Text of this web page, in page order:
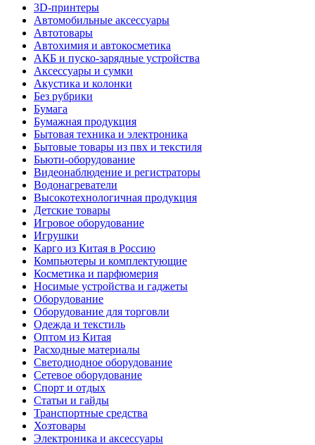
3D-принтеры
Автомобильные аксессуары
Автотовары
Автохимия и автокосметика
АКБ и пуско-зарядные устройства
Аксессуары и сумки
Акустика и колонки
Без рубрики
Бумага
Бумажная продукция
Бытовая техника и электроника
Бытовые товары из пвх и текстиля
Бьюти-оборудование
Видеонаблюдение и регистраторы
Водонагреватели
Высокотехнологичная продукция
Детские товары
Игровое оборудование
Игрушки
Карго из Китая в Россию
Компьютеры и комплектующие
Косметика и парфюмерия
Носимые устройства и гаджеты
Оборудование
Оборудование для торговли
Одежда и текстиль
Оптом из Китая
Расходные материалы
Светодиодное оборудование
Сетевое оборудование
Спорт и отдых
Статьи и гайды
Транспортные средства
Хозтовары
Электроника и аксессуары